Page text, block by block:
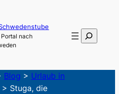
Portal nach
Suchen
Blog > Urlaub in
> Stuga, die